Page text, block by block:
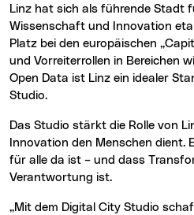
Linz hat sich als führende Stadt für digitale Kultur,
Wissenschaft und Innovation
Platz bei den europäischen
und Vorreiterrollen in Bereichen
Open Data ist Linz ein idealer
Studio.
Das Studio stärkt die Rolle von Linz als „Living Lab“, in der
Innovation den Menschen dient.
für alle da ist – und dass
Verantwortung ist.
„Mit dem Digital City Studio schaffen wir in Linz einen Ort, an